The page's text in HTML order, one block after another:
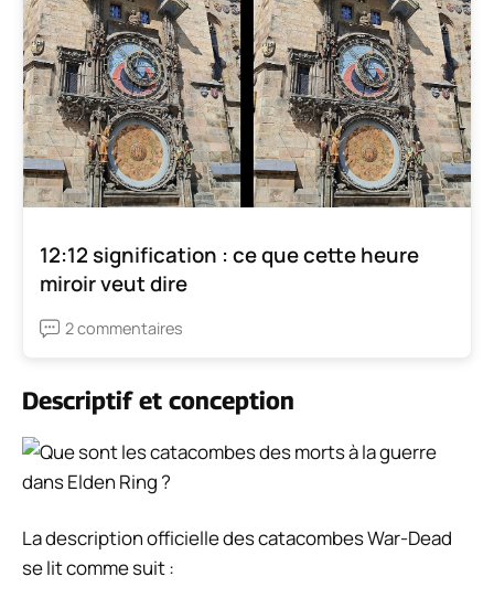
12:12 signification : ce que cette heure
miroir veut dire
2 commentaires
Descriptif et conception
La description officielle des catacombes War-Dead
se lit comme suit :